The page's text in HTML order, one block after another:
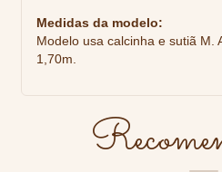
Medidas da modelo:
Modelo usa calcinha e sutiã M.
1,70m.